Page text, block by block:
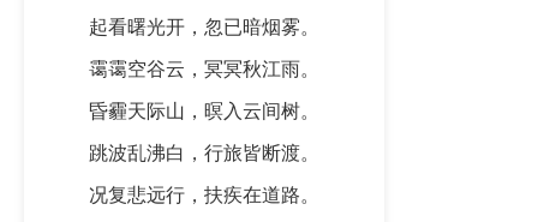
起看曙光开，忽已暗烟雾。
霭霭空谷云，冥冥秋江雨。
昏霾天际山，暝入云间树。
跳波乱沸白，行旅皆断渡。
况复悲远行，扶疾在道路。